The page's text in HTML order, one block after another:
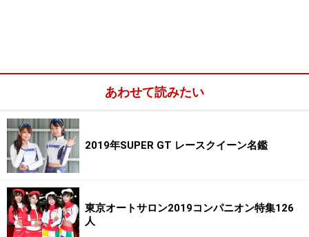
あわせて読みたい
2019年SUPER GT レースクイーン名鑑
東京オートサロン2019コンパニオン特集126
人